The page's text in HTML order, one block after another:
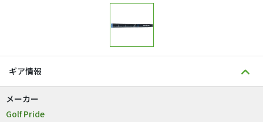
ギア情報
メーカー
Golf Pride